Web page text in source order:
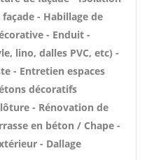
- Habillage de
- Enduit -
lino, dalles PVC, etc) -
- Entretien espaces
décoratifs
- Rénovation de
en béton / Chape -
- Dallage